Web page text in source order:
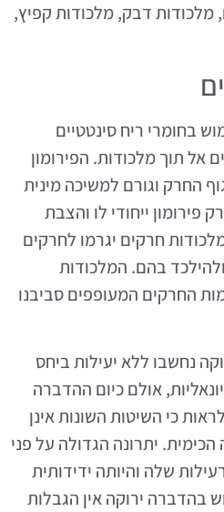
מלכודות דבק, מלכודות קפיץ,
בחומרי ריח סינטטיים
אל תוך מלכודות. הפירומון
החרק וגורם למשיכה מינית
פירומון ייחודי לו והצבת
חרקים יגרמו לחרקים
בהם. המלכודות
החרקים המעופפים סביבנו
נחשבו ללא יעילות ביחס
אולם כיום ההדברה
כי השיטות השונות אינן
יתרונה הגדולה על פני
שלה והיותה ידידותית
בהדברה ירוקה אין הגבלות